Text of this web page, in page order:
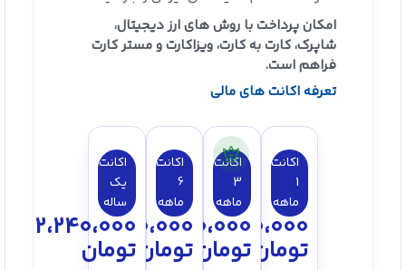
امکان پرداخت با روش های ارز دیجیتال،
شاپرک، کارت به کارت، ویزاکارت و مستر کارت
فراهم است.
تعرفه اکانت های مالی
اکانت
1
ماهه
300،000
تومان
اکانت
3
ماهه
750،000
تومان
اکانت
6
ماهه
1،350،000
تومان
اکانت
یک
ساله
2،240،000
تومان